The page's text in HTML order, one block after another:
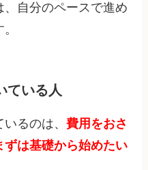
、自分のペースで進め
ている人
いるのは、費用をおさ
ずは基礎から始めたい